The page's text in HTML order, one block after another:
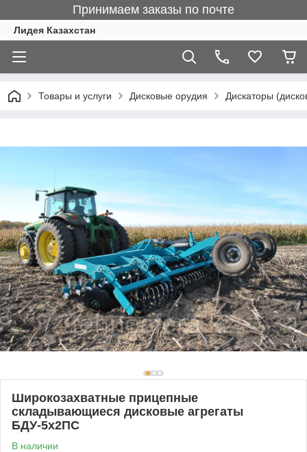
Принимаем заказы по почте
Лидея Казахстан
Товары и услуги Дисковые орудия Дискаторы
Широкозахватные прицепные
складывающиеся дисковые агрегаты
БДУ-5х2ПС
В наличии